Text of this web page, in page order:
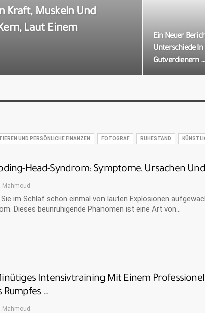
Kraft, Muskeln Und
Laut Einem
Ein Neuer
Unterschiede
Gutverdienern …
UND PERSÖNLICHE FINANZEN FOTOGRAF RUHESTAND
Head-Syndrom: Symptome, Ursachen
Mahmoud
im Schlaf schon einmal von lauten Explosionen
Dieses beunruhigende Phänomen ist eine Art von…
Intensivtraining Mit Einem
Rumpfes …
Mahmoud